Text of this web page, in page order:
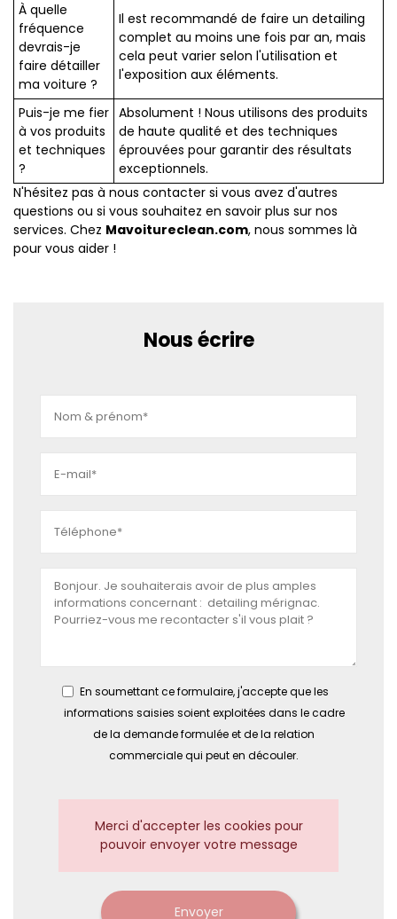
À quelle
fréquence
devrais-je
faire détailler
ma voiture ?
Il est recommandé de faire un detailing
complet au moins une fois par an, mais
cela peut varier selon l'utilisation et
l'exposition aux éléments.
Puis-je me fier
à vos produits
et techniques
?
Absolument ! Nous utilisons des produits
de haute qualité et des techniques
éprouvées pour garantir des résultats
exceptionnels.
N'hésitez pas à nous contacter si vous avez d'autres
questions ou si vous souhaitez en savoir plus sur nos
services. Chez Mavoitureclean.com, nous sommes là
pour vous aider !
Nous écrire
En soumettant ce formulaire, j'accepte que les
informations saisies soient exploitées dans le cadre
de la demande formulée et de la relation
commerciale qui peut en découler.
Merci d'accepter les cookies pour
pouvoir envoyer votre message
Envoyer